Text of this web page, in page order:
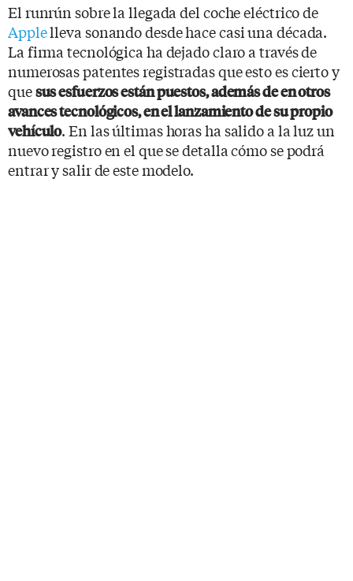
El runrún sobre la llegada del coche eléctrico de
Applelleva sonando desde hace casi una década.
La firma tecnológica ha dejado claro a través de
numerosas patentes registradas que esto es cierto y
quesus esfuerzos están puestos, además de en otros
avances tecnológicos, en el lanzamiento de su propio
vehículo. En las últimas horas ha salido a la luz un
nuevo registro en el que se detalla cómo se podrá
entrar y salir de este modelo.